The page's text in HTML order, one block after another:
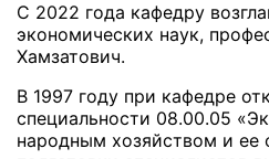
С 2022 года кафедру
экономических наук,
Хамзатович.
В 1997 году при кафедре
специальности 08.00.05
народным хозяйством и ее